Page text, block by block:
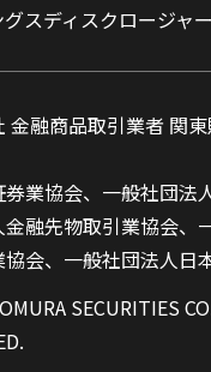
スディスクロージャ
金融商品取引業者 関
業協会、一般社団法
融先物取引業協会、
会、一般社団法人日
SECURITIES